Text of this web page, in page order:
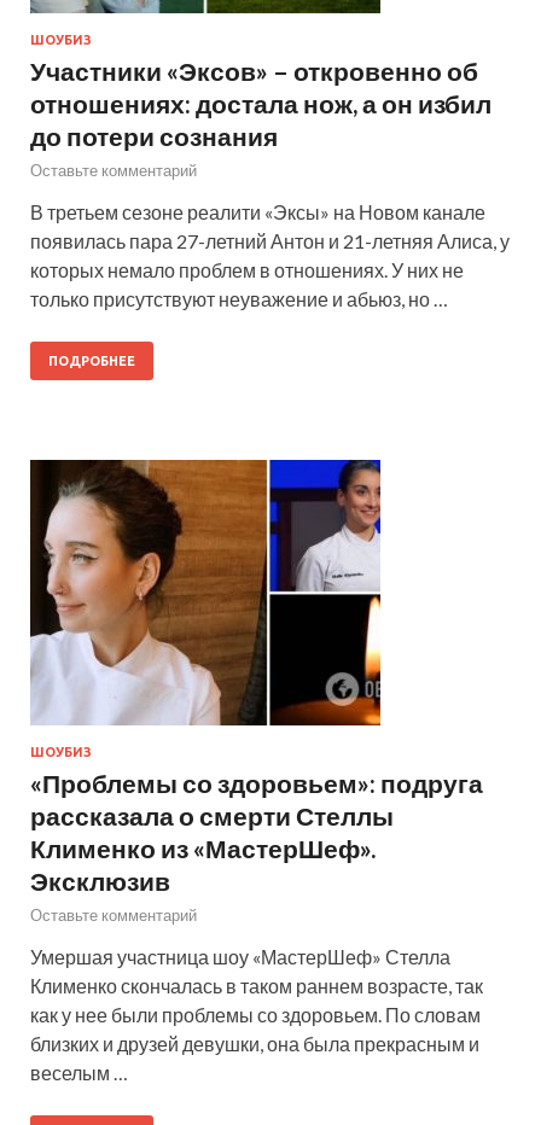
ШОУБИЗ
Участники «Эксов» – откровенно об
отношениях: достала нож, а он избил
до потери сознания
Оставьте комментарий
В третьем сезоне реалити «Эксы» на Новом канале
появилась пара 27-летний Антон и 21-летняя Алиса, у
которых немало проблем в отношениях. У них не
только присутствуют неуважение и абьюз, но …
ПОДРОБНЕЕ
ШОУБИЗ
«Проблемы со здоровьем»: подруга
рассказала о смерти Стеллы
Клименко из «МастерШеф».
Эксклюзив
Оставьте комментарий
Умершая участница шоу «МастерШеф» Стелла
Клименко скончалась в таком раннем возрасте, так
как у нее были проблемы со здоровьем. По словам
близких и друзей девушки, она была прекрасным и
веселым …